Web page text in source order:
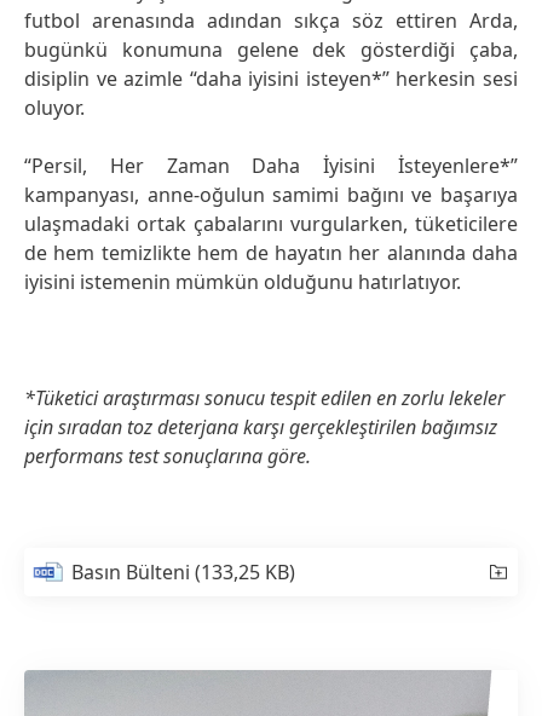
futbol arenasında adından sıkça söz ettiren Arda,
bugünkü konumuna gelene dek gösterdiği çaba,
disiplin ve azimle “daha iyisini isteyen*” herkesin sesi
oluyor.
“Persil, Her Zaman Daha İyisini İsteyenlere*”
kampanyası, anne-oğulun samimi bağını ve başarıya
ulaşmadaki ortak çabalarını vurgularken, tüketicilere
de hem temizlikte hem de hayatın her alanında daha
iyisini istemenin mümkün olduğunu hatırlatıyor.
*Tüketici araştırması sonucu tespit edilen en zorlu lekeler
için sıradan toz deterjana karşı gerçekleştirilen bağımsız
performans test sonuçlarına göre.
Basın Bülteni(133,25 KB)